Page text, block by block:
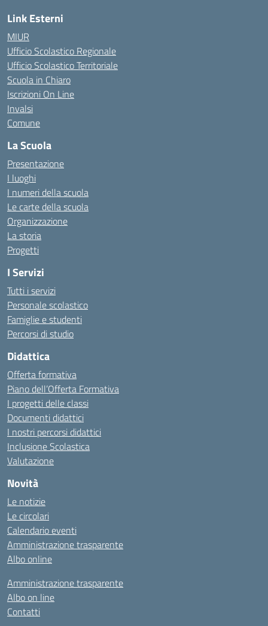
Link Esterni
MIUR
Ufficio Scolastico Regionale
Ufficio Scolastico Territoriale
Scuola in Chiaro
Iscrizioni On Line
Invalsi
Comune
La Scuola
Presentazione
I luoghi
I numeri della scuola
Le carte della scuola
Organizzazione
La storia
Progetti
I Servizi
Tutti i servizi
Personale scolastico
Famiglie e studenti
Percorsi di studio
Didattica
Offerta formativa
Piano dell’Offerta Formativa
I progetti delle classi
Documenti didattici
I nostri percorsi didattici
Inclusione Scolastica
Valutazione
Novità
Le notizie
Le circolari
Calendario eventi
Amministrazione trasparente
Albo online
Amministrazione trasparente
Albo on line
Contatti